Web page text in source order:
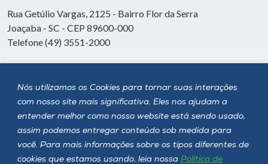
Nós utilizamos os Cookies para tornar suas interações
com nosso site mais significativa. Eles nos ajudam a
entender melhor como nosso website está sendo usado,
assim podemos entregar conteúdo sob medida para
você. Para mais informações sobre os tipos diferentes de
cookies que estamos usando, leia nossa Política de
Rua Getúlio Vargas, 2125 - Bairro Flor da Serra
Joaçaba - SC - CEP 89600-000
Telefone (49) 3551-2000
Siga a Unoesc